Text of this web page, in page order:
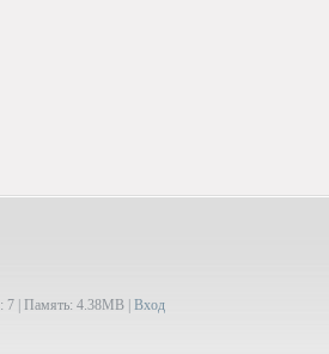
7 | Память: 4.38MB Вход